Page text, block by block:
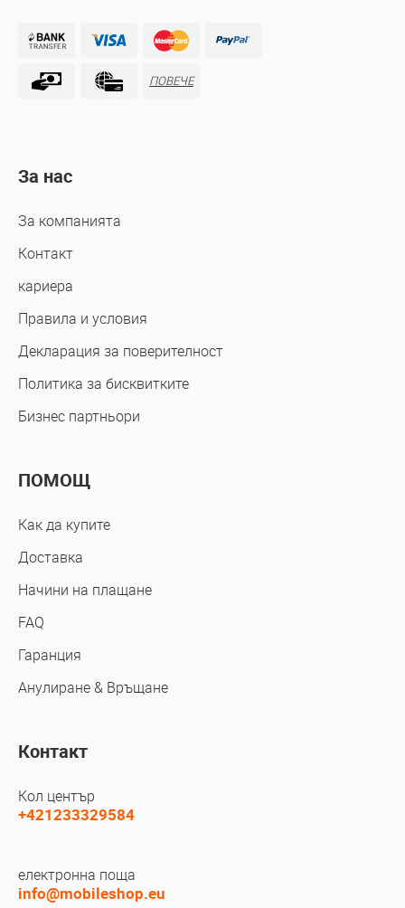
ПОВЕЧЕ
За нас
За компанията
Контакт
кариера
Правила и условия
Декларация за поверителност
Политика за бисквитките
Бизнес партньори
ПОМОЩ
Как да купите
Доставка
Начини на плащане
FAQ
Гаранция
Анулиране & Връщане
Контакт
Кол център
+421233329584
електронна поща
info@mobileshop.eu